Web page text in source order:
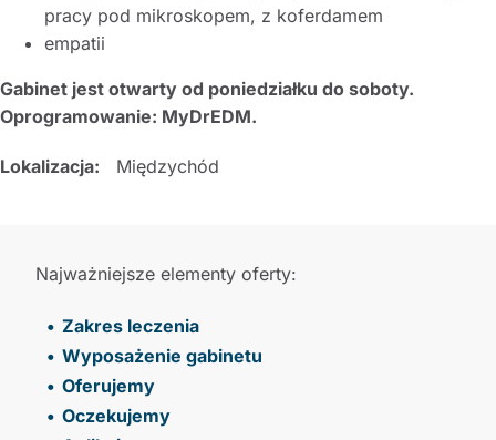
pracy pod mikroskopem, z koferdamem
empatii
Gabinet jest otwarty od poniedziałku do soboty.
Oprogramowanie: MyDrEDM.
Lokalizacja: Międzychód
Najważniejsze elementy oferty:
Zakres leczenia
Wyposażenie gabinetu
Oferujemy
Oczekujemy